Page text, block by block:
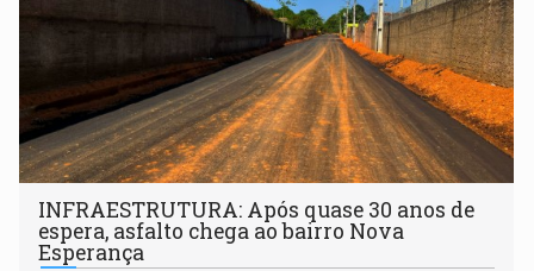
INFRAESTRUTURA: Após quase 30 anos de
espera, asfalto chega ao bairro Nova
Esperança